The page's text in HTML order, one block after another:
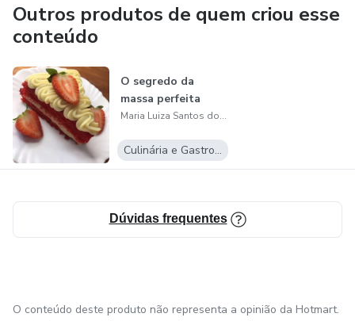
Outros produtos de quem criou esse
conteúdo
O segredo da
massa perfeita
Maria Luiza Santos do nascimento
Culinária e Gastronomia
Dúvidas frequentes
O conteúdo deste produto não representa a opinião da Hotmart.